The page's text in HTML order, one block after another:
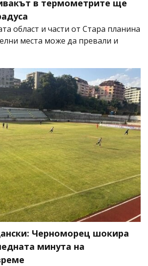
в термометрите ще
област и части от Стара планина
места може да превали и
Черноморец шокира
минута на